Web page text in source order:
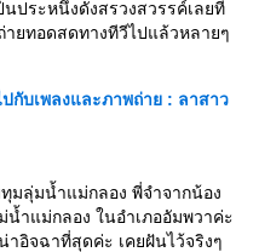
ประหนึ่งดังสรวงสวรรค์เลยที
ยทอดสดทางทีวีไปแล้วหลายๆ
ปกับเพลงและภาพถ่าย : ลาสาว
มลุ่มน้ำแม่กลอง พี่จำจากน้อง
ำแม่กลอง ในอำเภออัมพวาค่ะ
อิจฉาที่สุดค่ะ เคยฝันไว้จริงๆ